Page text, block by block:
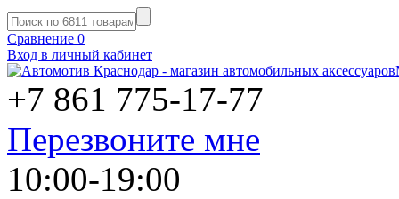
Сравнение 0
Вход в личный кабинет
+7 861 775-17-77
Перезвоните мне
10:00-19:00